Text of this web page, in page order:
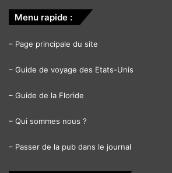
Menu rapide :
– Page principale du site
– Guide de voyage des Etats-Unis
– Guide de la Floride
– Qui sommes nous ?
– Passer de la pub dans le journal